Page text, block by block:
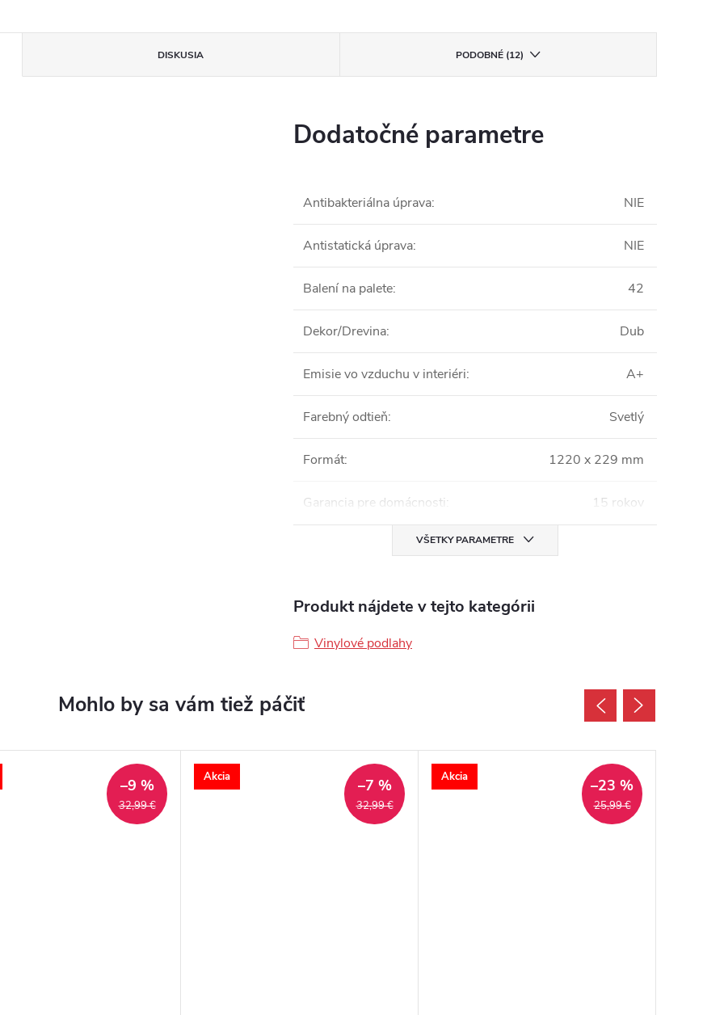
DISKUSIA PODOBNÉ (12)
Dodatočné parametre
Antibakteriálna úprava: NIE
Antistatická úprava: NIE
Balení na palete: 42
Dekor/Drevina: Dub
Emisie vo vzduchu v interiéri: A+
Farebný odtieň: Svetlý
Formát: 1220 x 229 mm
Garancia pre domácnosti: 15 rokov
VŠETKY PARAMETRE
Produkt nájdete v tejto kategórii
Vinylové podlahy
32,99 €
–9 % Akcia
32,99 €
–7 % Akcia
25,99 €
–23 %